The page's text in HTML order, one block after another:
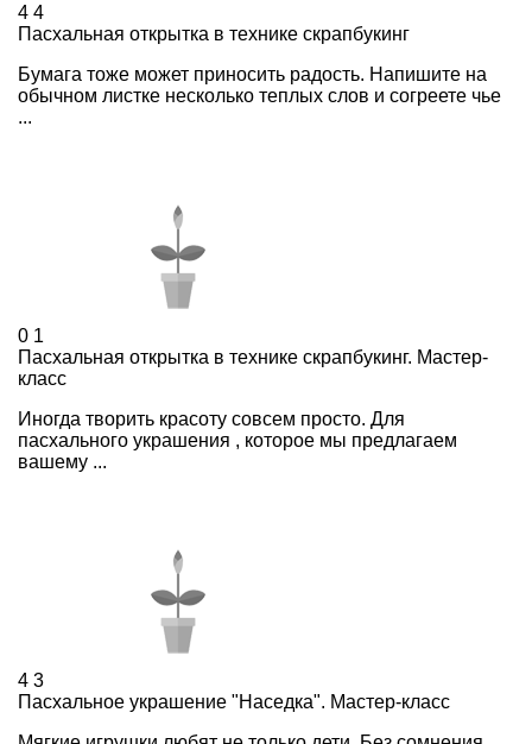
4 4
Пасхальная открытка в технике скрапбукинг
Бумага тоже может приносить радость. Напишите на
обычном листке несколько теплых слов и согреете чье
...
0 1
Пасхальная открытка в технике скрапбукинг. Мастер-
класс
Иногда творить красоту совсем просто. Для
пасхального украшения , которое мы предлагаем
вашему ...
4 3
Пасхальное украшение "Наседка". Мастер-класс